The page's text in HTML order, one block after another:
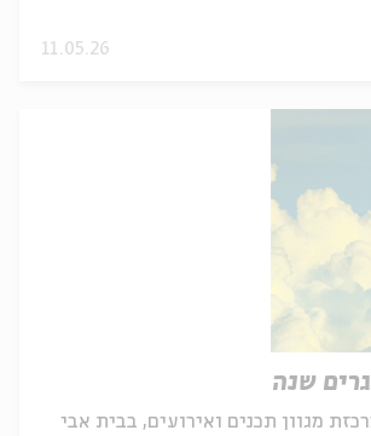
11.05.26
שנה
מגוון תכנים ואירועים, בבית אבי